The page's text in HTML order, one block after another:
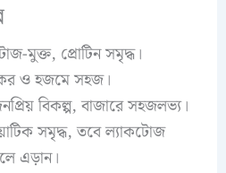
মুক্ত, প্রোটিন সমৃদ্ধ।
ও হজমে সহজ।
বিকল্প, বাজারে সহজলভ্য।
সমৃদ্ধ, তবে ল্যাকটোজ
এড়ান।